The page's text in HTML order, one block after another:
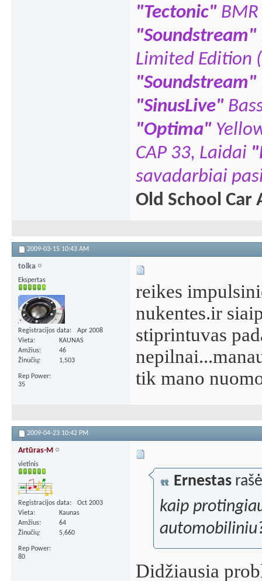
"Tectonic"
"Soundstream"
Limited Edition
"Soundstream"
"SinusLive"
"Optima"
CAP 33, Laidai
savadarbiai
Old School Car
2009-03-15 10:43 AM
tolka
Ekspertas
Registracijos data
Apr 2008
Vieta
KAUNAS
Amžius
46
Žinučių
1,503
Rep Power
35
reikes
nukentes.ir
stiprintuvas
tik mano
2009-04-23 10:42 PM
Artūras-M
vietinis
Registracijos data
Oct 2003
Vieta
Kaunas
Amžius
64
Žinučių
5,660
Rep Power
80
Ernestas
kaip
Didžiausia